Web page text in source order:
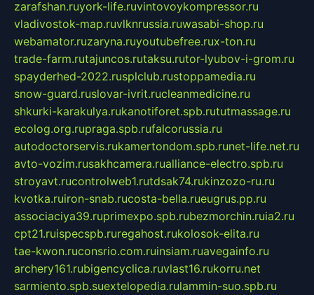
zarafshan.ruyork-life.ruvintovoykompressor.ru
vladivostok-map.ruvlknrussia.ruwasabi-shop.ru
webamator.ruzaryna.ruyoutubefree.rux-ton.ru
trade-farm.rutajuncos.rutaksu.rutor-lyubov-i-grom.ru
spayderhed-2022.rusplclub.rustoppamedia.ru
snow-guard.ruslovar-ivrit.rucleanmedicine.ru
shkurki-karakulya.rukanotiforet.spb.rututmassage.ru
ecolog.org.rupraga.spb.rufalcorussia.ru
autodoctorservis.rukamertondom.spb.runet-life.net.ru
avto-vozim.rusakhcamera.rualliance-electro.spb.ru
stroyavt.rucontrolweb1.rutdsak74.rukinzozo-ru.ru
kvotka.ruiron-snab.rucosta-bella.rueugrus.pp.ru
associaciya39.ruprimexpo.spb.rubezmorchin.ruia2.ru
cpt21.ruispecspb.ruregahost.rukolosok-elita.ru
tae-kwon.ruconsrio.com.ruinsiam.ruavegainfo.ru
archery161.rubigencyclica.ruvlast16.rukorru.net
sarmiento.spb.suextelopedia.rulammin-suo.spb.ru